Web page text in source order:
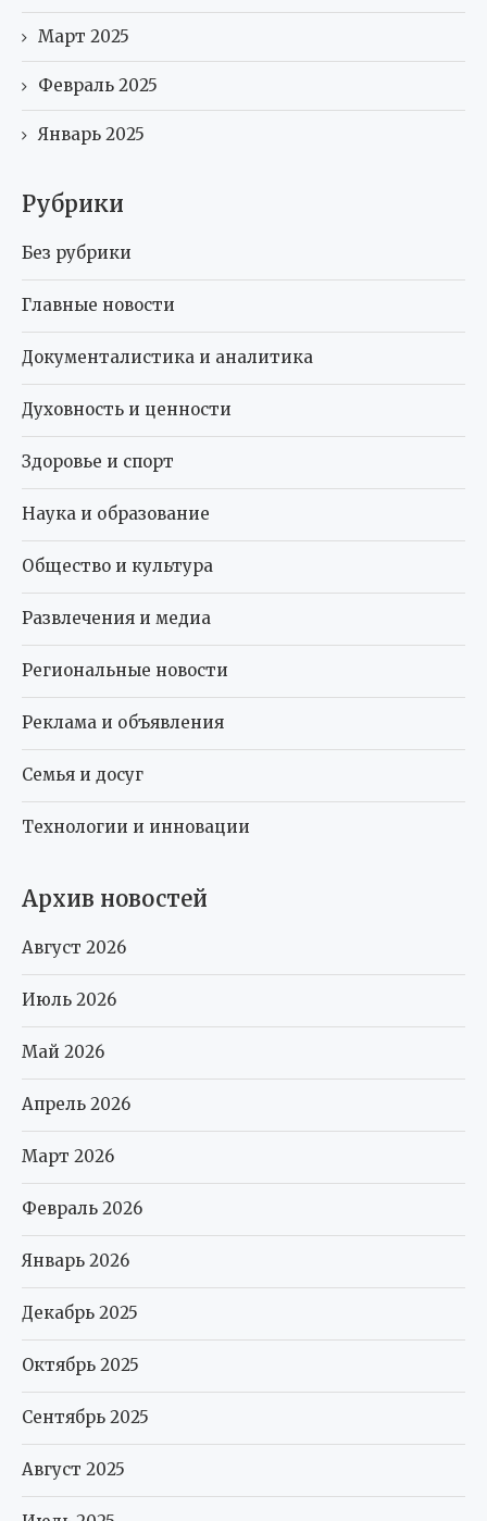
Март 2025
Февраль 2025
Январь 2025
Рубрики
Без рубрики
Главные новости
Документалистика и аналитика
Духовность и ценности
Здоровье и спорт
Наука и образование
Общество и культура
Развлечения и медиа
Региональные новости
Реклама и объявления
Семья и досуг
Технологии и инновации
Архив новостей
Август 2026
Июль 2026
Май 2026
Апрель 2026
Март 2026
Февраль 2026
Январь 2026
Декабрь 2025
Октябрь 2025
Сентябрь 2025
Август 2025